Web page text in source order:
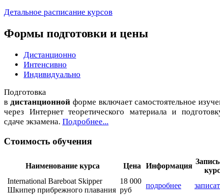
Детальное расписание курсов
Формы подготовки и цены
Дистанционно
Интенсивно
Индивидуально
Подготовка
в дистанционной форме включает самостоятельное
через Интернет теоретического материала и
сдаче экзамена. Подробнее...
Стоимость обучения
Наименование курса Цена Информация
курс
International Bareboat Skipper
Шкипер прибрежного плавания
18 000
руб
подробнее